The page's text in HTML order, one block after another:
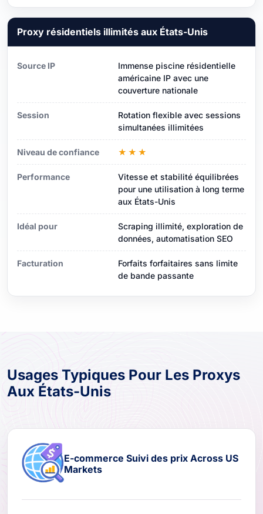
Proxy résidentiels illimités aux États-Unis
Source IP
Immense piscine résidentielle
américaine IP avec une
couverture nationale
Session
Rotation flexible avec sessions
simultanées illimitées
Niveau de confiance ★★★
Performance
Vitesse et stabilité équilibrées
pour une utilisation à long terme
aux États-Unis
Idéal pour
Scraping illimité, exploration de
données, automatisation SEO
Facturation
Forfaits forfaitaires sans limite
de bande passante
Usages Typiques Pour Les Proxys
Aux États-Unis
E-commerce Suivi des prix Across US
Markets